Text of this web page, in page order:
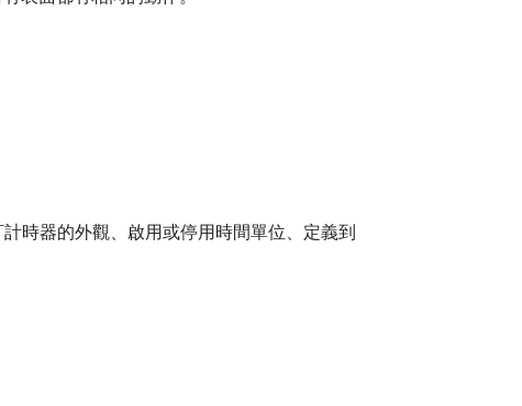
時器的外觀、啟用或停用時間單位、定義到